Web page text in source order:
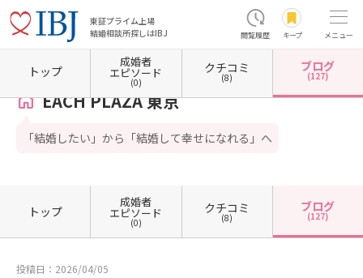
東証プライム上場
結婚相談所探しはIBJ
閲覧履歴 キープ メニュー
ホーム 東京都の結婚相談所 東京都国立市 EACH PLAZA 東京 カウンセラーブログ一覧
EACH PLAZA 東京
「結婚したい」から「結婚して幸せになれる」へ
トップ
成婚者
エピソード
(0)
クチコミ
(8)
ブログ
(127)
トップ
成婚者
エピソード
(0)
クチコミ
(8)
ブログ
(127)
投稿日：2026/04/05